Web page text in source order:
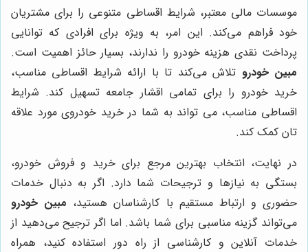
موسسات مالی معتبر، شرایط اقساطی متنوعی را برای مشتریان
خود فراهم می‌کند. این امر، به ویژه برای افرادی که توانایی
پرداخت نقدی هزینه خودرو را ندارند، بسیار حائز اهمیت است.
مبین خودرو تلاش می‌کند تا با ارائه شرایط اقساطی مناسب،
خرید خودرو را برای تمامی اقشار جامعه تسهیل کند. شرایط
اقساطی مناسب، می تواند به شما در خرید خودروی مورد علاقه
تان کمک کند.
در نهایت، انتخاب بهترین مرجع برای خرید و فروش خودرو،
بستگی به نیازها و ترجیحات شما دارد. اگر به دنبال خدمات
حضوری و ارتباط مستقیم با کارشناسان هستید، مبین خودرو
می‌تواند گزینه مناسبی برای شما باشد. اما اگر ترجیح می‌دهید از
خدمات آنلاین و کارشناسی از راه دور استفاده کنید، همراه